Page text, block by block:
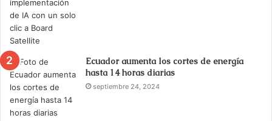
Ecuador aumenta los cortes de energía
hasta 14 horas diarias
septiembre 24, 2024